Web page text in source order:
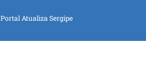
Portal Atualiza Sergipe